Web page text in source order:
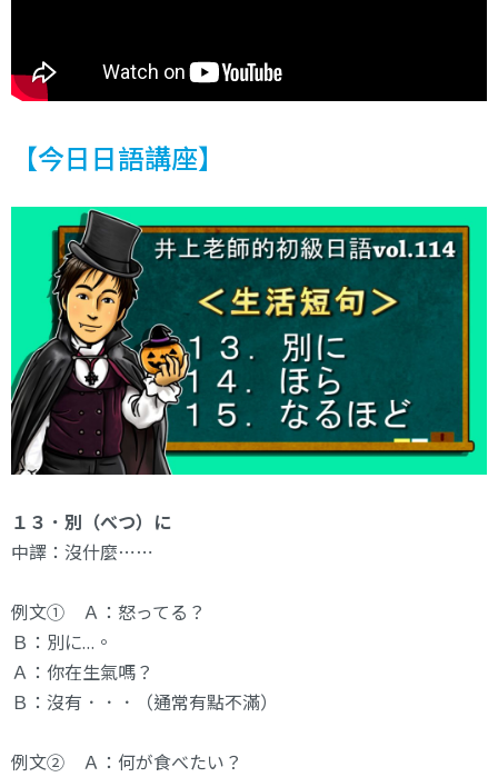
【今日日語講座】
１３．別（べつ）に
中譯：沒什麼⋯⋯
例文① Ａ：怒ってる？
Ｂ：別に…。
Ａ：你在生氣嗎？
Ｂ：沒有．．．（通常有點不滿）
例文② Ａ：何が食べたい？